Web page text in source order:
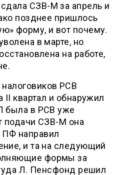
СЗВ-М за апрель и
позднее пришлось
форму, и вот почему.
в марте, но
на работе,
РСВ
II квартал и обнаружил
была в РСВ уже
подачи СЗВ-М она
ПФ направил
и та на следующий
формы за
Л. Пенсфонд решил